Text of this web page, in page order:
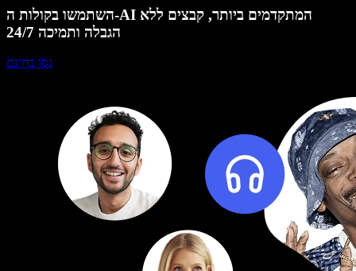
השתמשו בקולות ה-AI המתקדמים ביותר, קבצים ללא
הגבלה ותמיכה 24/7
נסו בחינם